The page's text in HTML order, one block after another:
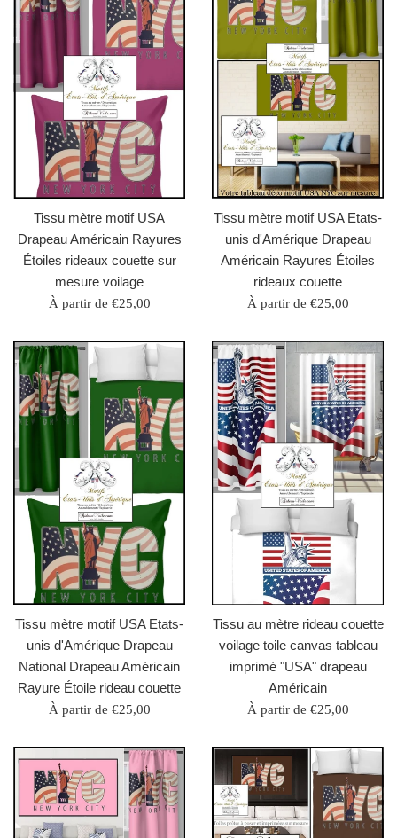
Tissu mètre motif USA
Drapeau Américain Rayures
Étoiles rideaux couette sur
mesure voilage
À partir de €25,00
Tissu mètre motif USA Etats-
unis d'Amérique Drapeau
Américain Rayures Étoiles
rideaux couette
À partir de €25,00
Tissu mètre motif USA Etats-
unis d'Amérique Drapeau
National Drapeau Américain
Rayure Étoile rideau couette
À partir de €25,00
Tissu au mètre rideau couette
voilage toile canvas tableau
imprimé "USA" drapeau
Américain
À partir de €25,00